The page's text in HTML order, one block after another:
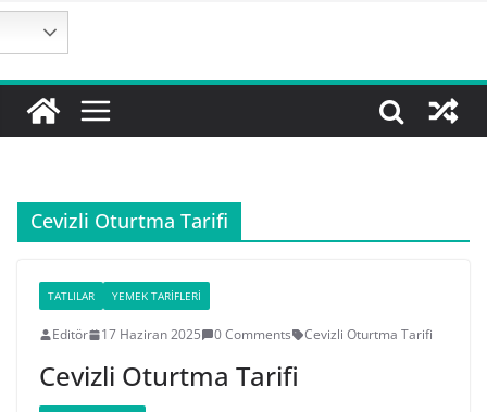
Cevizli Oturtma Tarifi
TATLILAR YEMEK TARIFLERI
Editör 17 Haziran 2025 0 Comments Cevizli Oturtma Tarifi
Cevizli Oturtma Tarifi